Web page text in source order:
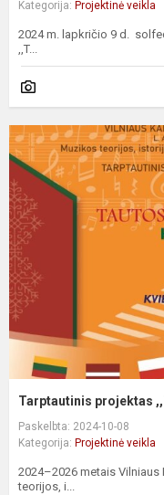
Kategorija: Projektinė veikla
2024 m. lapkričio 9 d.
,,T...
Tarptautinis projektas
Paskelbta: 2024-10-08
Kategorija: Projektinė veikla
2024–2026 metais
teorijos, i...